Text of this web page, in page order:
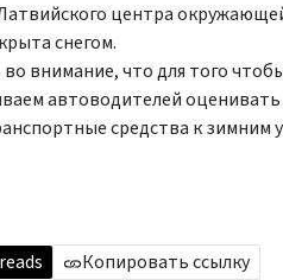
центра
снегом.
внимание, что для того
автоводителей
средства к зимним
Копировать ссылку